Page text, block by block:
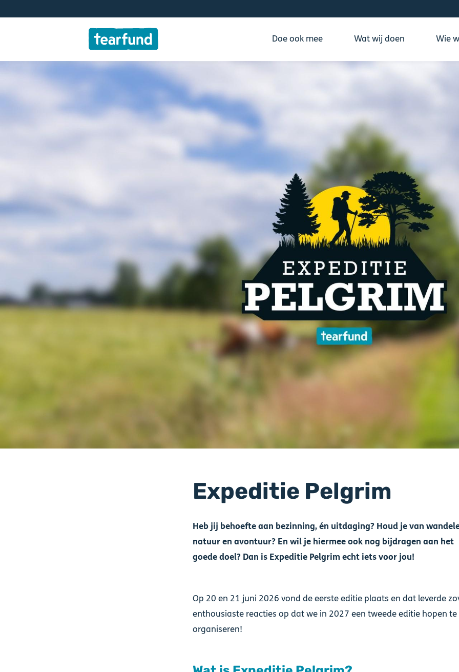
Doe ook mee Wat wij doen Wie
Expeditie Pelgrim
Heb jij behoefte aan bezinning, én uitdaging? Houd je van
natuur en avontuur? En wil je hiermee ook nog bijdragen aan het
goede doel? Dan is Expeditie Pelgrim echt iets voor jou!
Op 20 en 21 juni 2026 vond de eerste editie plaats en dat leverde
enthousiaste reacties op dat we in 2027 een tweede editie hopen te
organiseren!